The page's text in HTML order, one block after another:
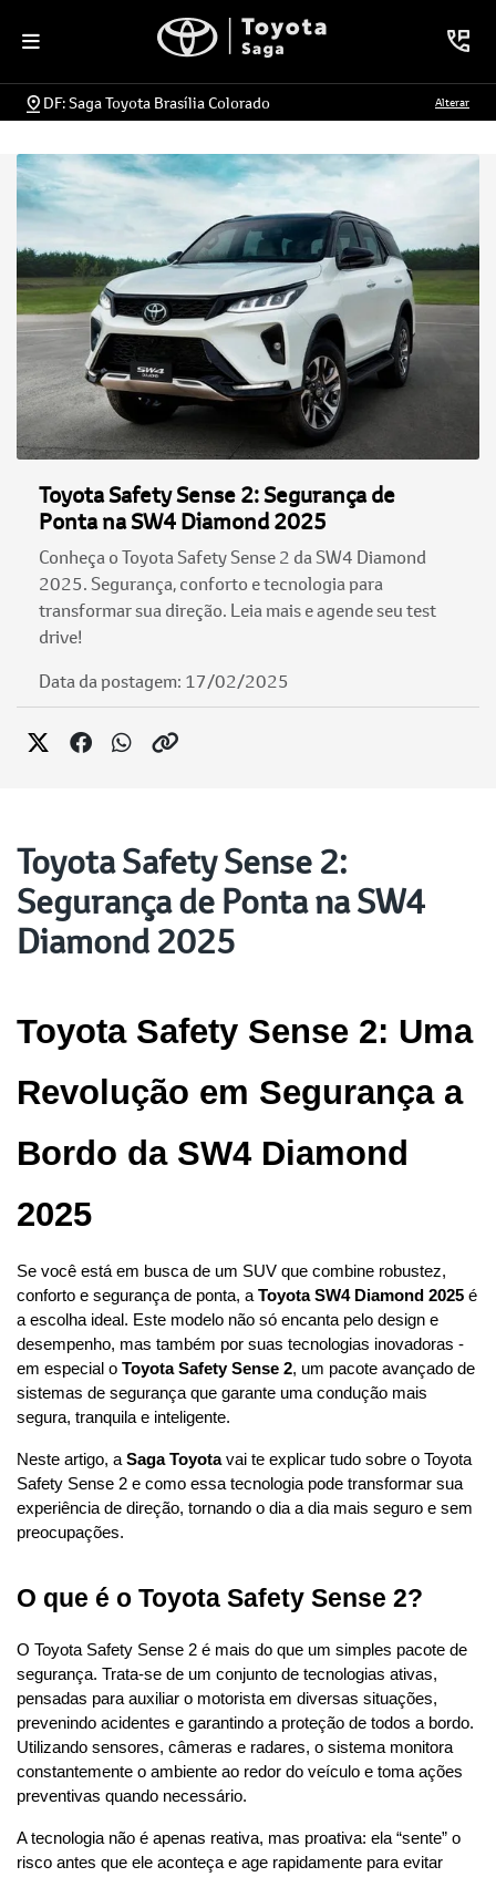
DF: Saga Toyota Brasília Colorado Alterar
Toyota Safety Sense 2: Segurança de
Ponta na SW4 Diamond 2025
Conheça o Toyota Safety Sense 2 da SW4 Diamond
2025. Segurança, conforto e tecnologia para
transformar sua direção. Leia mais e agende seu test
drive!
Data da postagem: 17/02/2025
Toyota Safety Sense 2:
Segurança de Ponta na SW4
Diamond 2025
Toyota Safety Sense 2: Uma
Revolução em Segurança a
Bordo da SW4 Diamond
2025
Se você está em busca de um SUV que combine robustez,
conforto e segurança de ponta, a Toyota SW4 Diamond 2025 é
a escolha ideal. Este modelo não só encanta pelo design e
desempenho, mas também por suas tecnologias inovadoras -
em especial o Toyota Safety Sense 2, um pacote avançado de
sistemas de segurança que garante uma condução mais
segura, tranquila e inteligente.
Neste artigo, a Saga Toyota vai te explicar tudo sobre o Toyota
Safety Sense 2 e como essa tecnologia pode transformar sua
experiência de direção, tornando o dia a dia mais seguro e sem
preocupações.
O que é o Toyota Safety Sense 2?
O Toyota Safety Sense 2 é mais do que um simples pacote de
segurança. Trata-se de um conjunto de tecnologias ativas,
pensadas para auxiliar o motorista em diversas situações,
prevenindo acidentes e garantindo a proteção de todos a bordo.
Utilizando sensores, câmeras e radares, o sistema monitora
constantemente o ambiente ao redor do veículo e toma ações
preventivas quando necessário.
A tecnologia não é apenas reativa, mas proativa: ela “sente” o
risco antes que ele aconteça e age rapidamente para evitar